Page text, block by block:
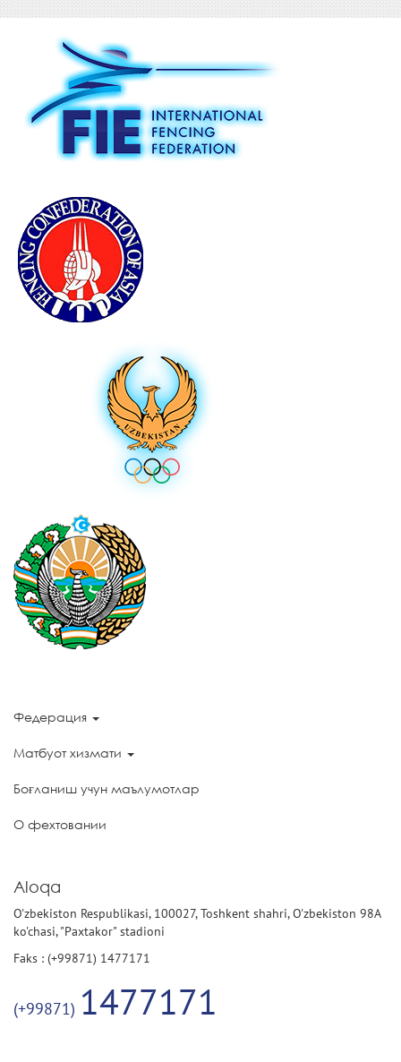
Федерация
Матбуот хизмати
Боғланиш учун маълумотлар
О фехтовании
Aloqa
O'zbekiston Respublikasi, 100027, Toshkent shahri, O'zbekiston 98A
ko'chasi, "Paxtakor" stadioni
Faks : (+99871) 1477171
(+99871) 1477171